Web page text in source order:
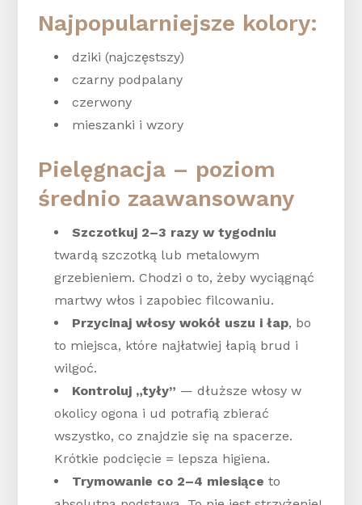
Najpopularniejsze kolory:
dziki (najczęstszy)
czarny podpalany
czerwony
mieszanki i wzory
Pielęgnacja – poziom
średnio zaawansowany
Szczotkuj 2–3 razy w tygodniu
twardą szczotką lub metalowym
grzebieniem. Chodzi o to, żeby wyciągnąć
martwy włos i zapobiec filcowaniu.
Przycinaj włosy wokół uszu i łap, bo
to miejsca, które najłatwiej łapią brud i
wilgoć.
Kontroluj „tyły” — dłuższe włosy w
okolicy ogona i ud potrafią zbierać
wszystko, co znajdzie się na spacerze.
Krótkie podcięcie = lepsza higiena.
Trymowanie co 2–4 miesiące to